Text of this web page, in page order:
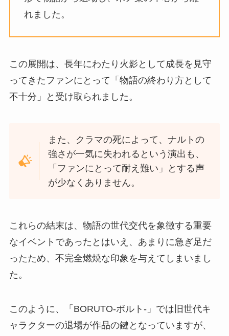
れました。
この展開は、長年にわたり火影として成長を見守
ってきたファンにとって「物語の終わり方として
不十分」と受け取られました。
また、クラマの死によって、ナルトの
強さが一気に失われるという演出も、
「ファンにとって耐え難い」とする声
が少なくありません。
これらの結末は、物語の世代交代を象徴する重要
なイベントであったとはいえ、あまりに急ぎ足だ
ったため、不完全燃焼な印象を与えてしまいまし
た。
このように、「BORUTO-ボルト-」では旧世代キ
ャラクターの退場が作品の鍵となっていますが、